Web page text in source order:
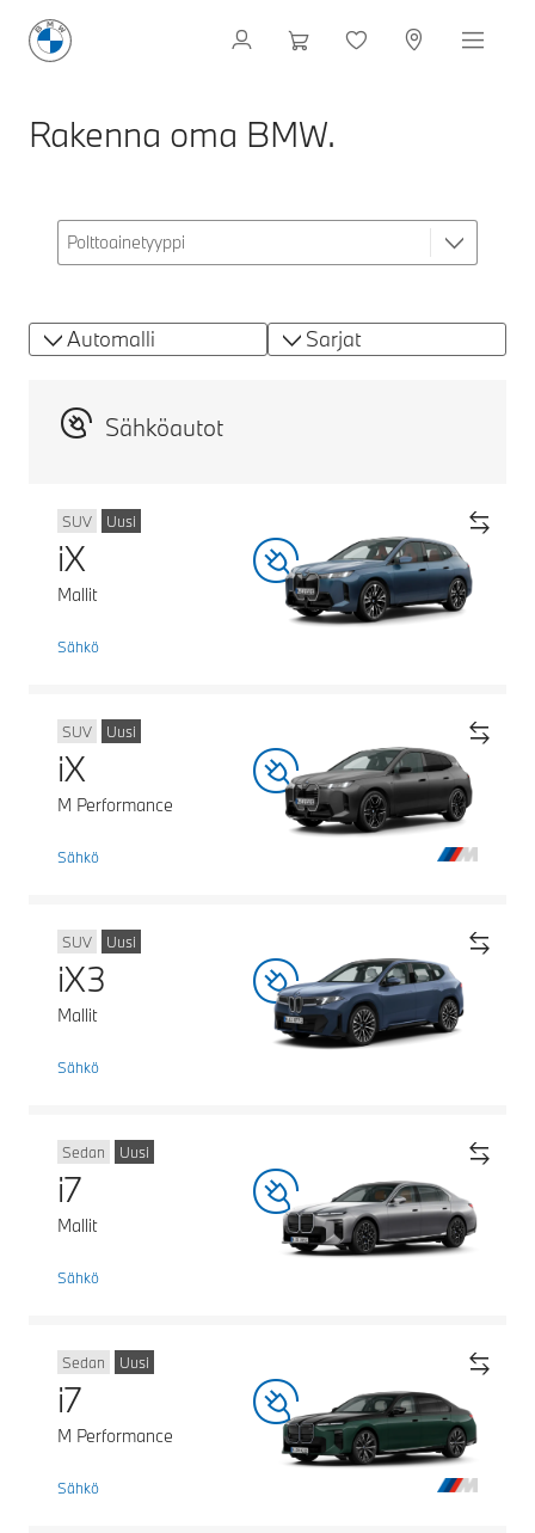
Rakenna oma BMW.
Automalli Sarjat
Sähköautot
SUV Uusi
iX
Mallit
Sähkö
SUV Uusi
iX
M Performance
Sähkö
SUV Uusi
iX3
Mallit
Sähkö
Sedan Uusi
i7
Mallit
Sähkö
Sedan Uusi
i7
M Performance
Sähkö